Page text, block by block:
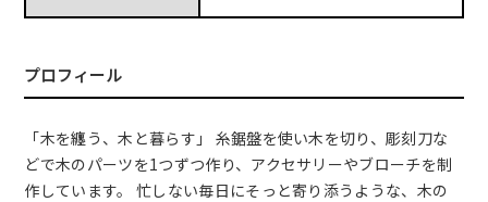
プロフィール
「木を纏う、木と暮らす」 糸鋸盤を使い木を切り、彫刻刀な
どで木のパーツを1つずつ作り、アクセサリーやブローチを制
作しています。 忙しない毎日にそっと寄り添うような、木の